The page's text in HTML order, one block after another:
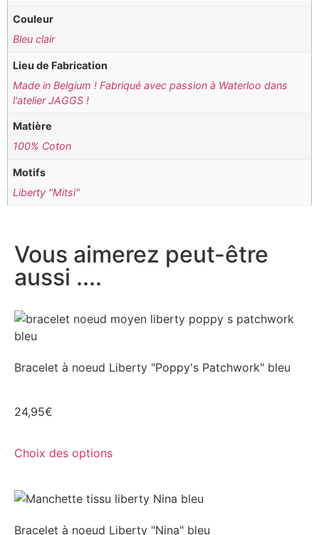
Couleur
Bleu clair
Lieu de Fabrication
Made in Belgium ! Fabriqué avec passion à Waterloo dans
l'atelier JAGGS !
Matière
100% Coton
Motifs
Liberty "Mitsi"
Vous aimerez peut-être
aussi ....
Bracelet à noeud Liberty "Poppy's Patchwork" bleu
24,95€
Choix des options
Bracelet à noeud Liberty "Nina" bleu